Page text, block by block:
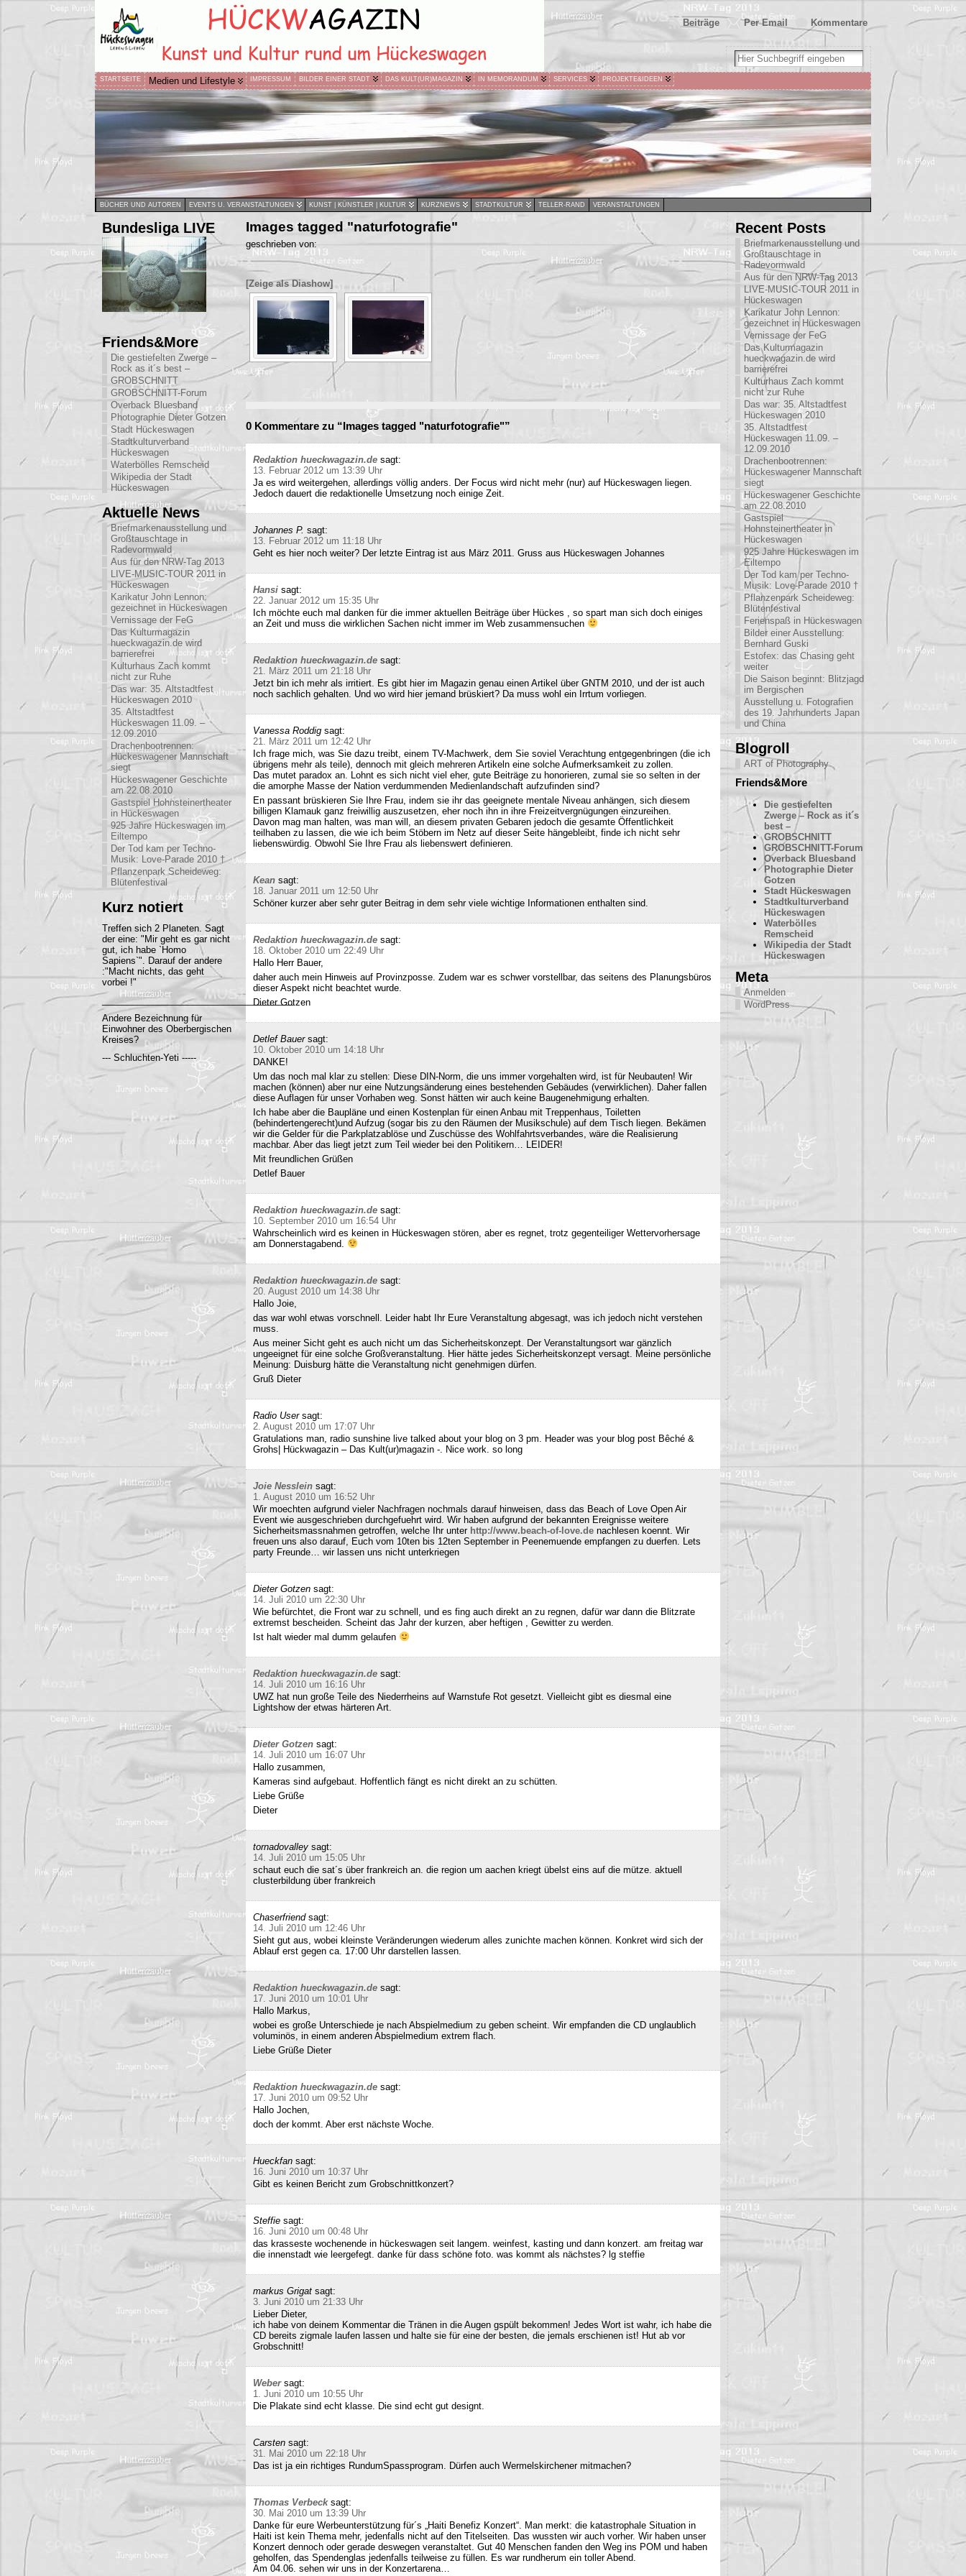
Kommentare
Per Email
Beiträge
STARTSEITE Medien und Lifestyle IMPRESSUM BILDER EINER STADT DAS KULT(UR)MAGAZIN IN MEMORANDUM SERVICES PROJEKTE&IDEEN
BÜCHER UND AUTOREN EVENTS U. VERANSTALTUNGEN KUNST | KÜNSTLER | KULTUR KURZNEWS STADTKULTUR TELLER-RAND VERANSTALTUNGEN
Bundesliga LIVE
Friends&More
Die gestiefelten Zwerge –
Rock as it´s best –
GROBSCHNITT
GROBSCHNITT-Forum
Overback Bluesband
Photographie Dieter Gotzen
Stadt Hückeswagen
Stadtkulturverband
Hückeswagen
Waterbölles Remscheid
Wikipedia der Stadt
Hückeswagen
Aktuelle News
Briefmarkenausstellung und
Großtauschtage in
Radevormwald
Aus für den NRW-Tag 2013
LIVE-MUSIC-TOUR 2011 in
Hückeswagen
Karikatur John Lennon:
gezeichnet in Hückeswagen
Vernissage der FeG
Das Kulturmagazin
hueckwagazin.de wird
barrierefrei
Kulturhaus Zach kommt
nicht zur Ruhe
Das war: 35. Altstadtfest
Hückeswagen 2010
35. Altstadtfest
Hückeswagen 11.09. –
12.09.2010
Drachenbootrennen:
Hückeswagener Mannschaft
siegt
Hückeswagener Geschichte
am 22.08.2010
Gastspiel Hohnsteinertheater
in Hückeswagen
925 Jahre Hückeswagen im
Eiltempo
Der Tod kam per Techno-
Musik: Love-Parade 2010 †
Pflanzenpark Scheideweg:
Blütenfestival
Kurz notiert
Treffen sich 2 Planeten. Sagt
der eine: "Mir geht es gar nicht
gut, ich habe `Homo
Sapiens`". Darauf der andere
:"Macht nichts, das geht
vorbei !"
______________________________________
Andere Bezeichnung für
Einwohner des Oberbergischen
Kreises?
--- Schluchten-Yeti -----
Images tagged "naturfotografie"
geschrieben von:
[Zeige als Diashow]
0 Kommentare zu “Images tagged "naturfotografie"”
Redaktion hueckwagazin.de sagt:
13. Februar 2012 um 13:39 Uhr
Ja es wird weitergehen, allerdings völlig anders. Der Focus wird nicht mehr (nur) auf Hückeswagen liegen.
Jedoch dauert die redaktionelle Umsetzung noch einige Zeit.
Johannes P. sagt:
13. Februar 2012 um 11:18 Uhr
Geht es hier noch weiter? Der letzte Eintrag ist aus März 2011. Gruss aus Hückeswagen Johannes
Hansi sagt:
22. Januar 2012 um 15:35 Uhr
Ich möchte euch mal danken für die immer aktuellen Beiträge über Hückes , so spart man sich doch einiges
an Zeit und muss die wirklichen Sachen nicht immer im Web zusammensuchen
Redaktion hueckwagazin.de sagt:
21. März 2011 um 21:18 Uhr
Jetzt bin ich mehr als irritiert. Es gibt hier im Magazin genau einen Artikel über GNTM 2010, und der ist auch
noch sachlich gehalten. Und wo wird hier jemand brüskiert? Da muss wohl ein Irrtum vorliegen.
Vanessa Roddig sagt:
21. März 2011 um 12:42 Uhr
Ich frage mich, was Sie dazu treibt, einem TV-Machwerk, dem Sie soviel Verachtung entgegenbringen (die ich
übrigens mehr als teile), dennoch mit gleich mehreren Artikeln eine solche Aufmerksamkeit zu zollen.
Das mutet paradox an. Lohnt es sich nicht viel eher, gute Beiträge zu honorieren, zumal sie so selten in der
die amorphe Masse der Nation verdummenden Medienlandschaft aufzufinden sind?
En passant brüskieren Sie Ihre Frau, indem sie ihr das geeignete mentale Niveau anhängen, sich diesem
billigen Klamauk ganz freiwillig auszusetzen, eher noch ihn in ihre Freizeitvergnügungen einzureihen.
Davon mag man halten, was man will, an diesem privaten Gebaren jedoch die gesamte Öffentlichkeit
teilhaben zu lassen, die wie ich beim Stöbern im Netz auf dieser Seite hängebleibt, finde ich nicht sehr
liebenswürdig. Obwohl Sie Ihre Frau als liebenswert definieren.
Kean sagt:
18. Januar 2011 um 12:50 Uhr
Schöner kurzer aber sehr guter Beitrag in dem sehr viele wichtige Informationen enthalten sind.
Redaktion hueckwagazin.de sagt:
18. Oktober 2010 um 22:49 Uhr
Hallo Herr Bauer,
daher auch mein Hinweis auf Provinzposse. Zudem war es schwer vorstellbar, das seitens des Planungsbüros
dieser Aspekt nicht beachtet wurde.
Dieter Gotzen
Detlef Bauer sagt:
10. Oktober 2010 um 14:18 Uhr
DANKE!
Um das noch mal klar zu stellen: Diese DIN-Norm, die uns immer vorgehalten wird, ist für Neubauten! Wir
machen (können) aber nur eine Nutzungsänderung eines bestehenden Gebäudes (verwirklichen). Daher fallen
diese Auflagen für unser Vorhaben weg. Sonst hätten wir auch keine Baugenehmigung erhalten.
Ich habe aber die Baupläne und einen Kostenplan für einen Anbau mit Treppenhaus, Toiletten
(behindertengerecht)und Aufzug (sogar bis zu den Räumen der Musikschule) auf dem Tisch liegen. Bekämen
wir die Gelder für die Parkplatzablöse und Zuschüsse des Wohlfahrtsverbandes, wäre die Realisierung
machbar. Aber das liegt jetzt zum Teil wieder bei den Politikern… LEIDER!
Mit freundlichen Grüßen
Detlef Bauer
Redaktion hueckwagazin.de sagt:
10. September 2010 um 16:54 Uhr
Wahrscheinlich wird es keinen in Hückeswagen stören, aber es regnet, trotz gegenteiliger Wettervorhersage
am Donnerstagabend.
Redaktion hueckwagazin.de sagt:
20. August 2010 um 14:38 Uhr
Hallo Joie,
das war wohl etwas vorschnell. Leider habt Ihr Eure Veranstaltung abgesagt, was ich jedoch nicht verstehen
muss.
Aus meiner Sicht geht es auch nicht um das Sicherheitskonzept. Der Veranstaltungsort war gänzlich
ungeeignet für eine solche Großveranstaltung. Hier hätte jedes Sicherheitskonzept versagt. Meine persönliche
Meinung: Duisburg hätte die Veranstaltung nicht genehmigen dürfen.
Gruß Dieter
Radio User sagt:
2. August 2010 um 17:07 Uhr
Gratulations man, radio sunshine live talked about your blog on 3 pm. Header was your blog post Bêché &
Grohs| Hückwagazin – Das Kult(ur)magazin -. Nice work. so long
Joie Nesslein sagt:
1. August 2010 um 16:52 Uhr
Wir moechten aufgrund vieler Nachfragen nochmals darauf hinweisen, dass das Beach of Love Open Air
Event wie ausgeschrieben durchgefuehrt wird. Wir haben aufgrund der bekannten Ereignisse weitere
Sicherheitsmassnahmen getroffen, welche Ihr unter http://www.beach-of-love.de nachlesen koennt. Wir
freuen uns also darauf, Euch vom 10ten bis 12ten September in Peenemuende empfangen zu duerfen. Lets
party Freunde… wir lassen uns nicht unterkriegen
Dieter Gotzen sagt:
14. Juli 2010 um 22:30 Uhr
Wie befürchtet, die Front war zu schnell, und es fing auch direkt an zu regnen, dafür war dann die Blitzrate
extremst bescheiden. Scheint das Jahr der kurzen, aber heftigen , Gewitter zu werden.
Ist halt wieder mal dumm gelaufen
Redaktion hueckwagazin.de sagt:
14. Juli 2010 um 16:16 Uhr
UWZ hat nun große Teile des Niederrheins auf Warnstufe Rot gesetzt. Vielleicht gibt es diesmal eine
Lightshow der etwas härteren Art.
Dieter Gotzen sagt:
14. Juli 2010 um 16:07 Uhr
Hallo zusammen,
Kameras sind aufgebaut. Hoffentlich fängt es nicht direkt an zu schütten.
Liebe Grüße
Dieter
tornadovalley sagt:
14. Juli 2010 um 15:05 Uhr
schaut euch die sat´s über frankreich an. die region um aachen kriegt übelst eins auf die mütze. aktuell
clusterbildung über frankreich
Chaserfriend sagt:
14. Juli 2010 um 12:46 Uhr
Sieht gut aus, wobei kleinste Veränderungen wiederum alles zunichte machen können. Konkret wird sich der
Ablauf erst gegen ca. 17:00 Uhr darstellen lassen.
Redaktion hueckwagazin.de sagt:
17. Juni 2010 um 10:01 Uhr
Hallo Markus,
wobei es große Unterschiede je nach Abspielmedium zu geben scheint. Wir empfanden die CD unglaublich
voluminös, in einem anderen Abspielmedium extrem flach.
Liebe Grüße Dieter
Redaktion hueckwagazin.de sagt:
17. Juni 2010 um 09:52 Uhr
Hallo Jochen,
doch der kommt. Aber erst nächste Woche.
Hueckfan sagt:
16. Juni 2010 um 10:37 Uhr
Gibt es keinen Bericht zum Grobschnittkonzert?
Steffie sagt:
16. Juni 2010 um 00:48 Uhr
das krasseste wochenende in hückeswagen seit langem. weinfest, kasting und dann konzert. am freitag war
die innenstadt wie leergefegt. danke für dass schöne foto. was kommt als nächstes? lg steffie
markus Grigat sagt:
3. Juni 2010 um 21:33 Uhr
Lieber Dieter,
ich habe von deinem Kommentar die Tränen in die Augen gspült bekommen! Jedes Wort ist wahr, ich habe die
CD bereits zigmale laufen lassen und halte sie für eine der besten, die jemals erschienen ist! Hut ab vor
Grobschnitt!
Weber sagt:
1. Juni 2010 um 10:55 Uhr
Die Plakate sind echt klasse. Die sind echt gut designt.
Carsten sagt:
31. Mai 2010 um 22:18 Uhr
Das ist ja ein richtiges RundumSpassprogram. Dürfen auch Wermelskirchener mitmachen?
Thomas Verbeck sagt:
30. Mai 2010 um 13:39 Uhr
Danke für eure Werbeunterstützung für´s „Haiti Benefiz Konzert“. Man merkt: die katastrophale Situation in
Haiti ist kein Thema mehr, jedenfalls nicht auf den Titelseiten. Das wussten wir auch vorher. Wir haben unser
Konzert dennoch oder gerade deswegen veranstaltet. Gut 40 Menschen fanden den Weg ins POM und haben
geholfen, das Spendenglas jedenfalls teilweise zu füllen. Es war rundherum ein toller Abend.
Am 04.06. sehen wir uns in der Konzertarena…
Recent Posts
Briefmarkenausstellung und
Großtauschtage in
Radevormwald
Aus für den NRW-Tag 2013
LIVE-MUSIC-TOUR 2011 in
Hückeswagen
Karikatur John Lennon:
gezeichnet in Hückeswagen
Vernissage der FeG
Das Kulturmagazin
hueckwagazin.de wird
barrierefrei
Kulturhaus Zach kommt
nicht zur Ruhe
Das war: 35. Altstadtfest
Hückeswagen 2010
35. Altstadtfest
Hückeswagen 11.09. –
12.09.2010
Drachenbootrennen:
Hückeswagener Mannschaft
siegt
Hückeswagener Geschichte
am 22.08.2010
Gastspiel
Hohnsteinertheater in
Hückeswagen
925 Jahre Hückeswagen im
Eiltempo
Der Tod kam per Techno-
Musik: Love-Parade 2010 †
Pflanzenpark Scheideweg:
Blütenfestival
Ferienspaß in Hückeswagen
Bilder einer Ausstellung:
Bernhard Guski
Estofex: das Chasing geht
weiter
Die Saison beginnt: Blitzjagd
im Bergischen
Ausstellung u. Fotografien
des 19. Jahrhunderts Japan
und China
Blogroll
ART of Photography
Friends&More
Die gestiefelten
Zwerge – Rock as it´s
best –
GROBSCHNITT
GROBSCHNITT-Forum
Overback Bluesband
Photographie Dieter
Gotzen
Stadt Hückeswagen
Stadtkulturverband
Hückeswagen
Waterbölles
Remscheid
Wikipedia der Stadt
Hückeswagen
Meta
Anmelden
WordPress